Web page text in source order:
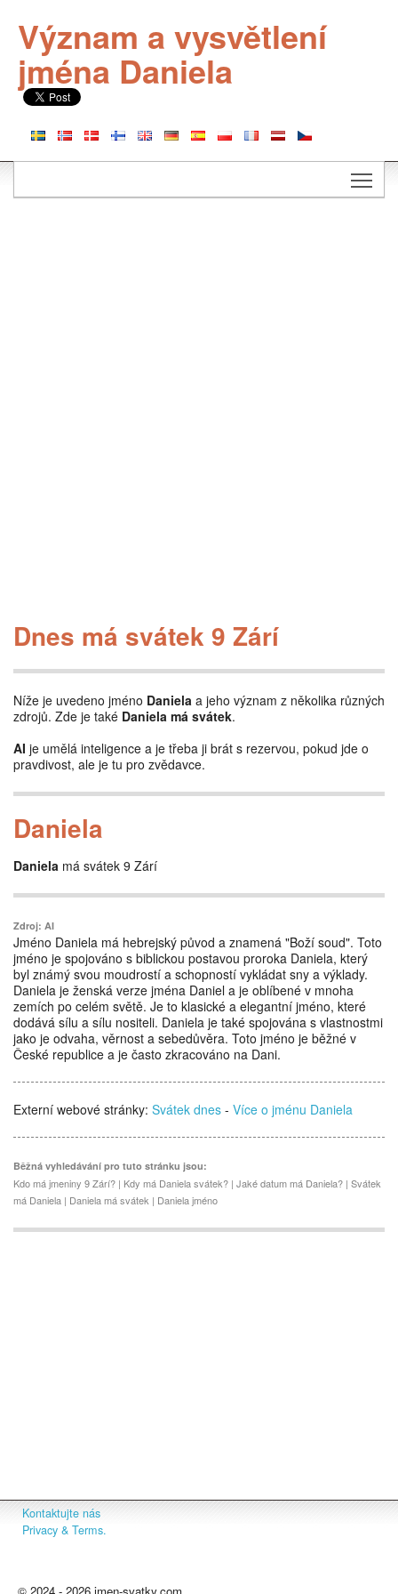
Význam a vysvětlení
jména Daniela
Dnes má svátek 9 Zárí
Níže je uvedeno jméno Daniela a jeho význam z několika různých
zdrojů. Zde je také Daniela má svátek.
AI je umělá inteligence a je třeba ji brát s rezervou, pokud jde o
pravdivost, ale je tu pro zvědavce.
Daniela
Daniela má svátek 9 Zárí
Zdroj: AI
Jméno Daniela má hebrejský původ a znamená "Boží soud". Toto
jméno je spojováno s biblickou postavou proroka Daniela, který
byl známý svou moudrostí a schopností vykládat sny a výklady.
Daniela je ženská verze jména Daniel a je oblíbené v mnoha
zemích po celém světě. Je to klasické a elegantní jméno, které
dodává sílu a sílu nositeli. Daniela je také spojována s vlastnostmi
jako je odvaha, věrnost a sebedůvěra. Toto jméno je běžné v
České republice a je často zkracováno na Dani.
Externí webové stránky: Svátek dnes - Více o jménu Daniela
Běžná vyhledávání pro tuto stránku jsou:
Kdo má jmeniny 9 Zárí? | Kdy má Daniela svátek? | Jaké datum má Daniela? | Svátek
má Daniela | Daniela má svátek | Daniela jméno
Kontaktujte nás
Privacy & Terms.